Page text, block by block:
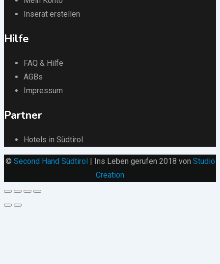
Inserat erstellen
Hilfe
FAQ & Hilfe
AGBs
Impressum
Partner
Hotels in Südtirol
© Second Hand Südtirol | Ins Leben gerufen 2018 von Studio
Creation